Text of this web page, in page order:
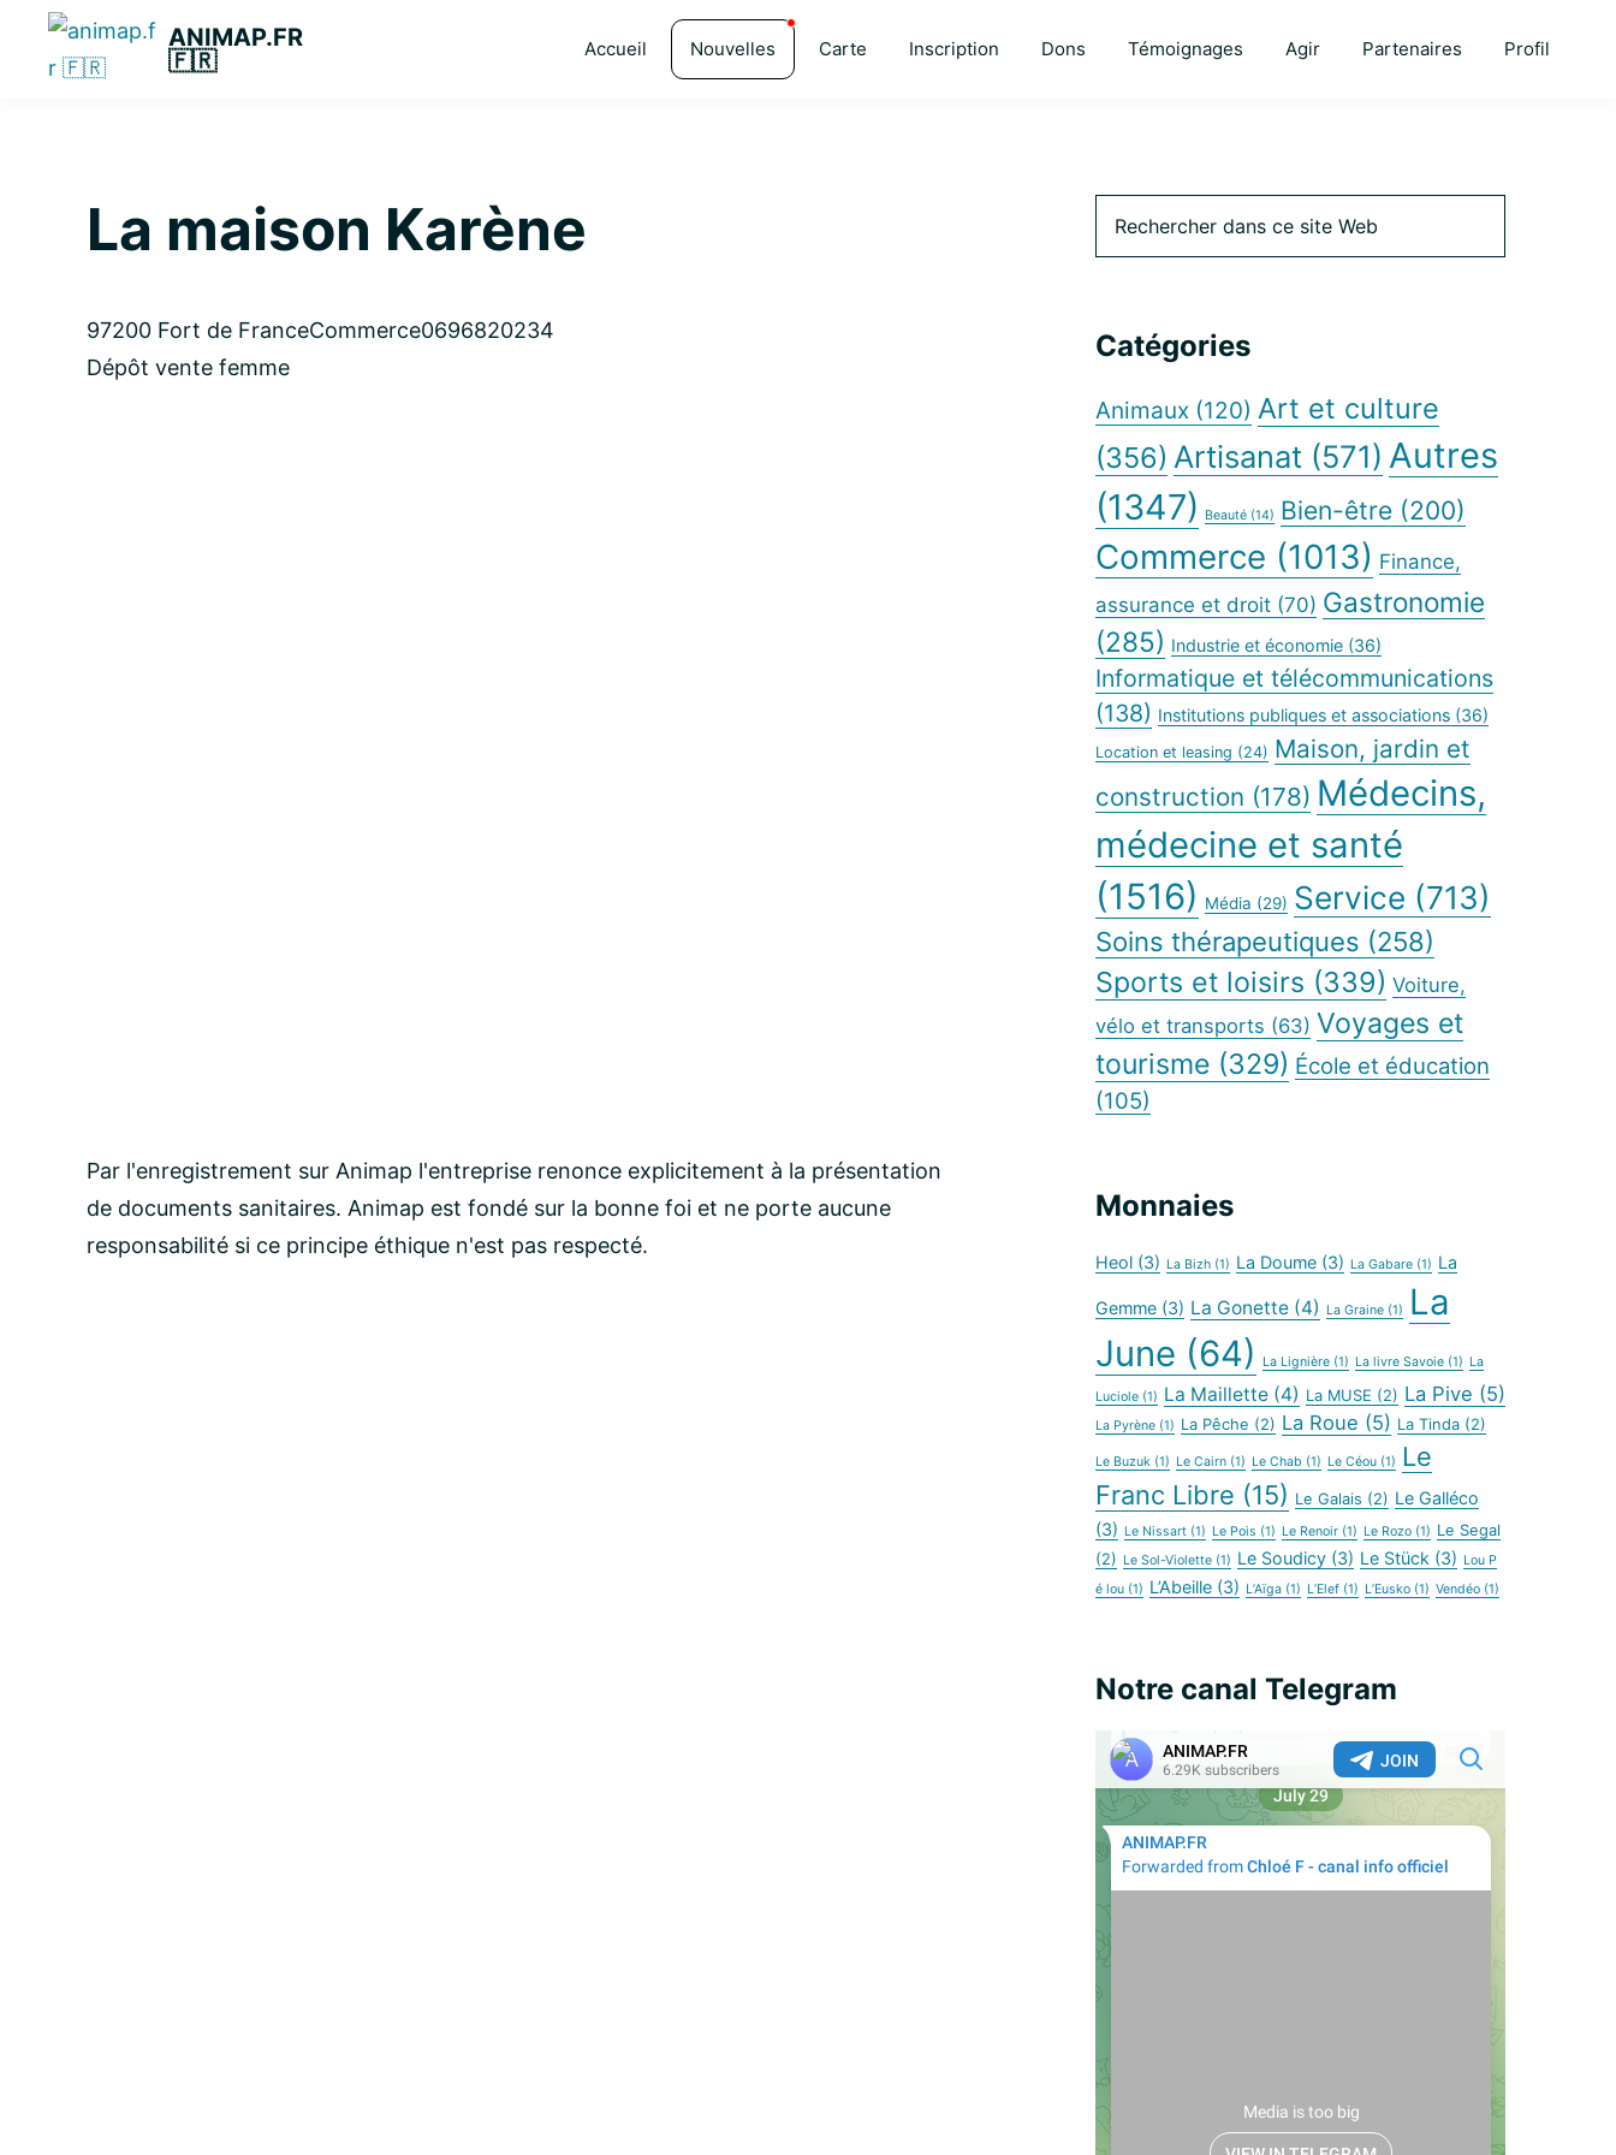
Passer
Passer
Passer
principale
ANIMAP.FR
🇫🇷
Accueil Nouvelles Carte Inscription Dons Témoignages Agir Partenaires Profil
La maison Karène
97200 Fort de FranceCommerce0696820234
Dépôt vente femme
Par l'enregistrement sur Animap l'entreprise renonce explicitement à la présentation
de documents sanitaires. Animap est fondé sur la bonne foi et ne porte aucune
responsabilité si ce principe éthique n'est pas respecté.
Barre
principale
dans
Catégories
Animaux (120) Art et culture
(356) Artisanat (571) Autres
(1347)
Beauté (14) Bien-être (200)
Commerce (1013) Finance,
assurance et droit (70) Gastronomie
(285) Industrie et économie (36)
Informatique et télécommunications
(138) Institutions publiques et associations (36)
Location et leasing (24) Maison, jardin et
construction (178) Médecins,
médecine et santé
(1516) Média (29) Service (713)
Soins thérapeutiques (258)
Sports et loisirs (339) Voiture,
vélo et transports (63) Voyages et
tourisme (329) École et éducation
(105)
Monnaies
Heol (3) La Bizh (1) La Doume (3) La Gabare (1) La
Gemme (3) La Gonette (4) La Graine (1)
La
June (64) La Lignière (1) La livre Savoie (1) La
Luciole (1) La Maillette (4) La MUSE (2) La Pive (5)
La Pyrène (1) La Pêche (2) La Roue (5) La Tinda (2)
Le Buzuk (1) Le Cairn (1) Le Chab (1) Le Céou (1)
Le
Franc Libre (15) Le Galais (2) Le Galléco
(3) Le Nissart (1) Le Pois (1) Le Renoir (1) Le Rozo (1) Le Segal
(2) Le Sol-Violette (1) Le Soudicy (3) Le Stück (3) Lou P
é lou (1) L’Abeille (3) L’Aïga (1) L’Elef (1) L’Eusko (1) Vendéo (1)
Notre canal Telegram